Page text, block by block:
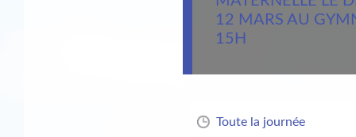
12 MARS AU
15H
Toute la journée